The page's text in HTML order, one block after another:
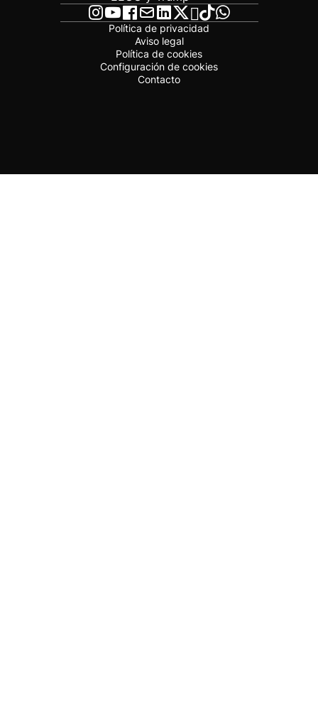
Política de privacidad
Aviso legal
Política de cookies
Configuración de cookies
Contacto